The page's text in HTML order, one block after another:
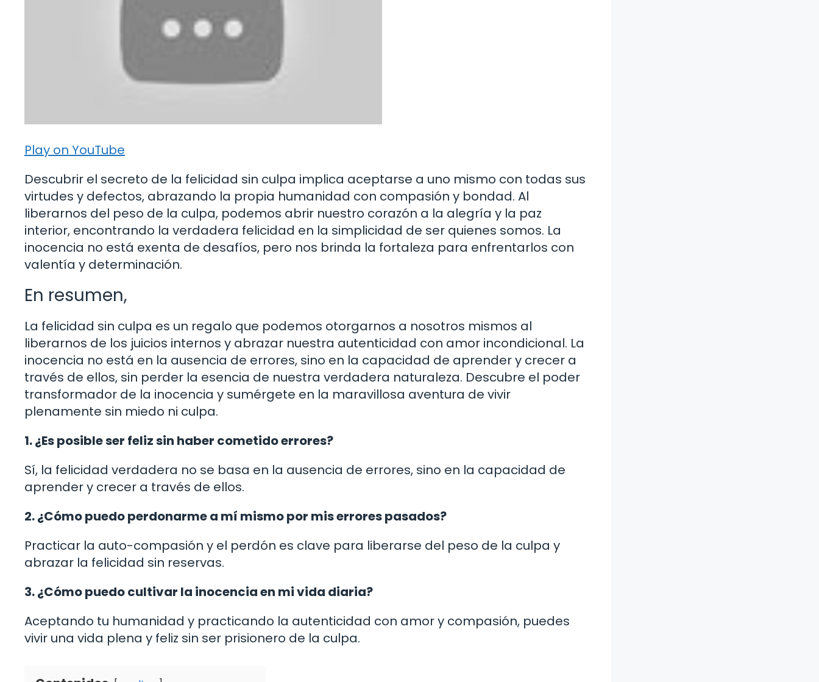
Play on YouTube
Descubrir el secreto de la felicidad sin culpa implica aceptarse a uno mismo con todas sus
virtudes y defectos, abrazando la propia humanidad con compasión y bondad. Al
liberarnos del peso de la culpa, podemos abrir nuestro corazón a la alegría y la paz
interior, encontrando la verdadera felicidad en la simplicidad de ser quienes somos. La
inocencia no está exenta de desafíos, pero nos brinda la fortaleza para enfrentarlos con
valentía y determinación.
En resumen,
La felicidad sin culpa es un regalo que podemos otorgarnos a nosotros mismos al
liberarnos de los juicios internos y abrazar nuestra autenticidad con amor incondicional. La
inocencia no está en la ausencia de errores, sino en la capacidad de aprender y crecer a
través de ellos, sin perder la esencia de nuestra verdadera naturaleza. Descubre el poder
transformador de la inocencia y sumérgete en la maravillosa aventura de vivir
plenamente sin miedo ni culpa.
1. ¿Es posible ser feliz sin haber cometido errores?
Sí, la felicidad verdadera no se basa en la ausencia de errores, sino en la capacidad de
aprender y crecer a través de ellos.
2. ¿Cómo puedo perdonarme a mí mismo por mis errores pasados?
Practicar la auto-compasión y el perdón es clave para liberarse del peso de la culpa y
abrazar la felicidad sin reservas.
3. ¿Cómo puedo cultivar la inocencia en mi vida diaria?
Aceptando tu humanidad y practicando la autenticidad con amor y compasión, puedes
vivir una vida plena y feliz sin ser prisionero de la culpa.